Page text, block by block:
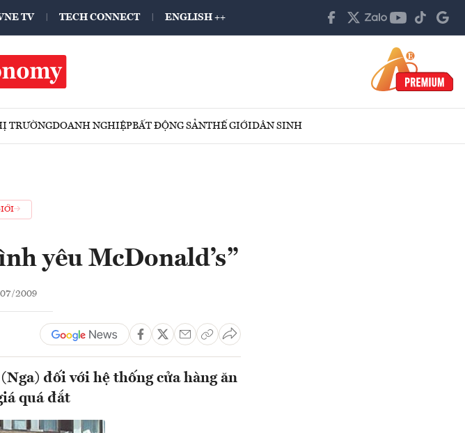
TV TECH CONNECT ENGLISH ++
TRƯỜNGDOANH NGHIỆPBẤT ĐỘNG SẢNTHẾ GIỚIDÂN SINH
yêu McDonald’s”
2009
đối với hệ thống cửa hàng ăn
quá đắt